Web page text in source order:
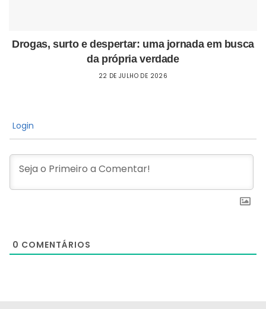
Drogas, surto e despertar: uma jornada em busca
da própria verdade
22 DE JULHO DE 2026
Login
0 COMENTÁRIOS